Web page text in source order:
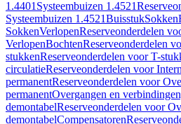
1.4401 Systeembuizen 1.4521
Systeembuizen 1.4521BuisstukSokken
SokkenVerlopenReserveonderdelen
VerlopenBochtenReserveonderdelen
stukkenReserveonderdelen voor T-
circulatieReserveonderdelen voor
permanentReserveonderdelen voor
permanentOvergangen en
demontabelReserveonderdelen voor
demontabelCompensatoren